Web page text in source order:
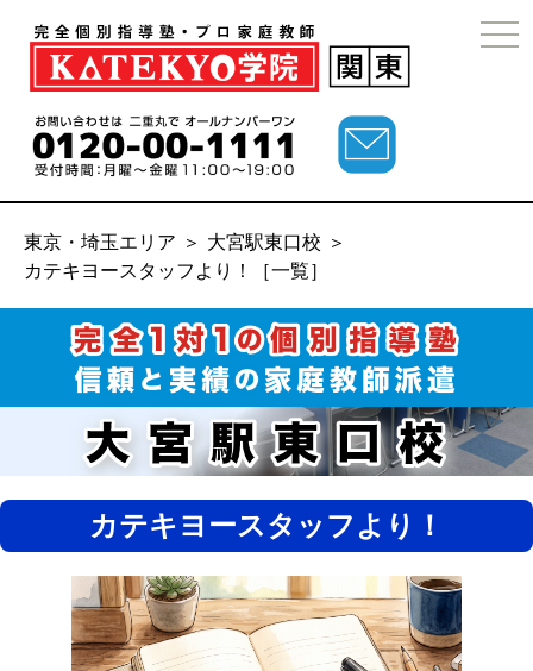
東京・埼玉エリア ＞ 大宮駅東口校 ＞
カテキヨースタッフより！［一覧］
カテキヨースタッフより！